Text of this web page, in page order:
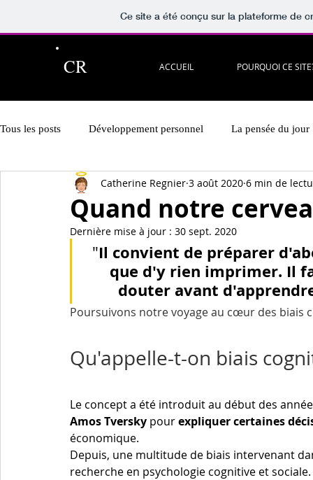
Ce site a été conçu sur la plateforme de
CR ACCUEIL POURQUOI CE
Tous les posts Développement personnel La pensée du jour
Lectures à partager! Vidéos recommandées En
Hypnose & PNL Présentation des rubriques
Quand notre
Catherine Regnier 3 août 2020 6 min de
Dernière mise à jour : 30 sept. 2020
"Il convient de préparer
que d'y rien imprimer. Il
douter avant
Poursuivons notre voyage au cœur des biais
Qu'appelle-t-on biais
Le concept a été introduit au début des
Amos Tversky pour expliquer certaines
économique.
Depuis, une multitude de biais intervenant
recherche en psychologie cognitive et sociale.